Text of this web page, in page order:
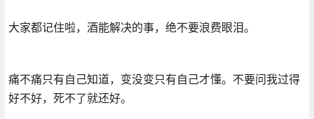
大家都记住啦，酒能解决的事，绝不要浪费眼泪。
痛不痛只有自己知道，变没变只有自己才懂。不要问我过得
好不好，死不了就还好。